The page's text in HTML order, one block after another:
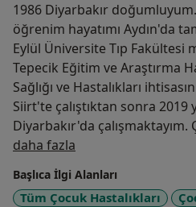
1986 Diyarbakır
öğrenim hayatımı Aydın'da
Eylül Üniversite Tıp Fakültesi
Tepecik Eğitim ve Araştırma
Sağlığı ve Hastalıkları
Siirt'te çalıştıktan sonra 2019
Diyarbakır'da çalışmaktayım.
Hastalıkları konularında
baz alarak işimi severek
kız çocuğu babasıyım.
daha fazla
Başlıca İlgi Alanları
Tüm Çocuk Hastalıkları